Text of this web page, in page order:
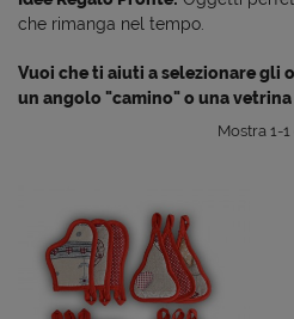
che rimanga nel tempo.
Vuoi che ti aiuti a selezionare gli
un angolo "camino" o una
Mostra 1-